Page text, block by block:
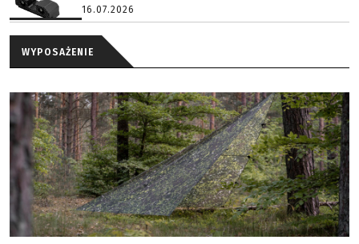
16.07.2026
WYPOSAŻENIE